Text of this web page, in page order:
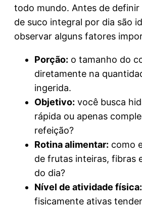
todo mundo. Antes de
de suco integral por dia são
observar alguns fatores
Porção: o tamanho do
diretamente na
ingerida.
Objetivo: você busca
rápida ou apenas
refeição?
Rotina alimentar: como
de frutas inteiras, fibras
do dia?
Nível de atividade física:
fisicamente ativas